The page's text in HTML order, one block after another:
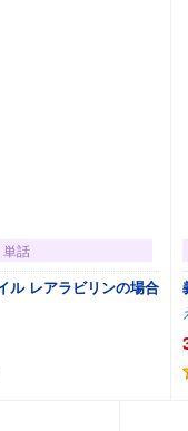
単話
ル レアラビリンの場合
トに追加